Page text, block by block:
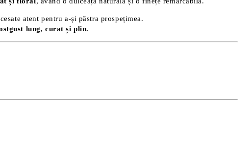
atent pentru a-și păstra prospețimea.
lung, curat și plin.